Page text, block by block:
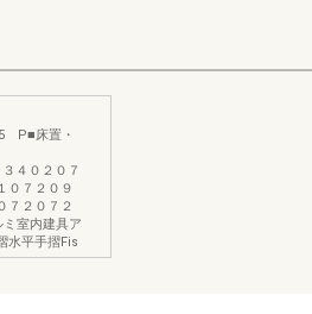
床置・
４０２０７
０７２０９
７２０７２
室内建具ア
水平手摺Fis